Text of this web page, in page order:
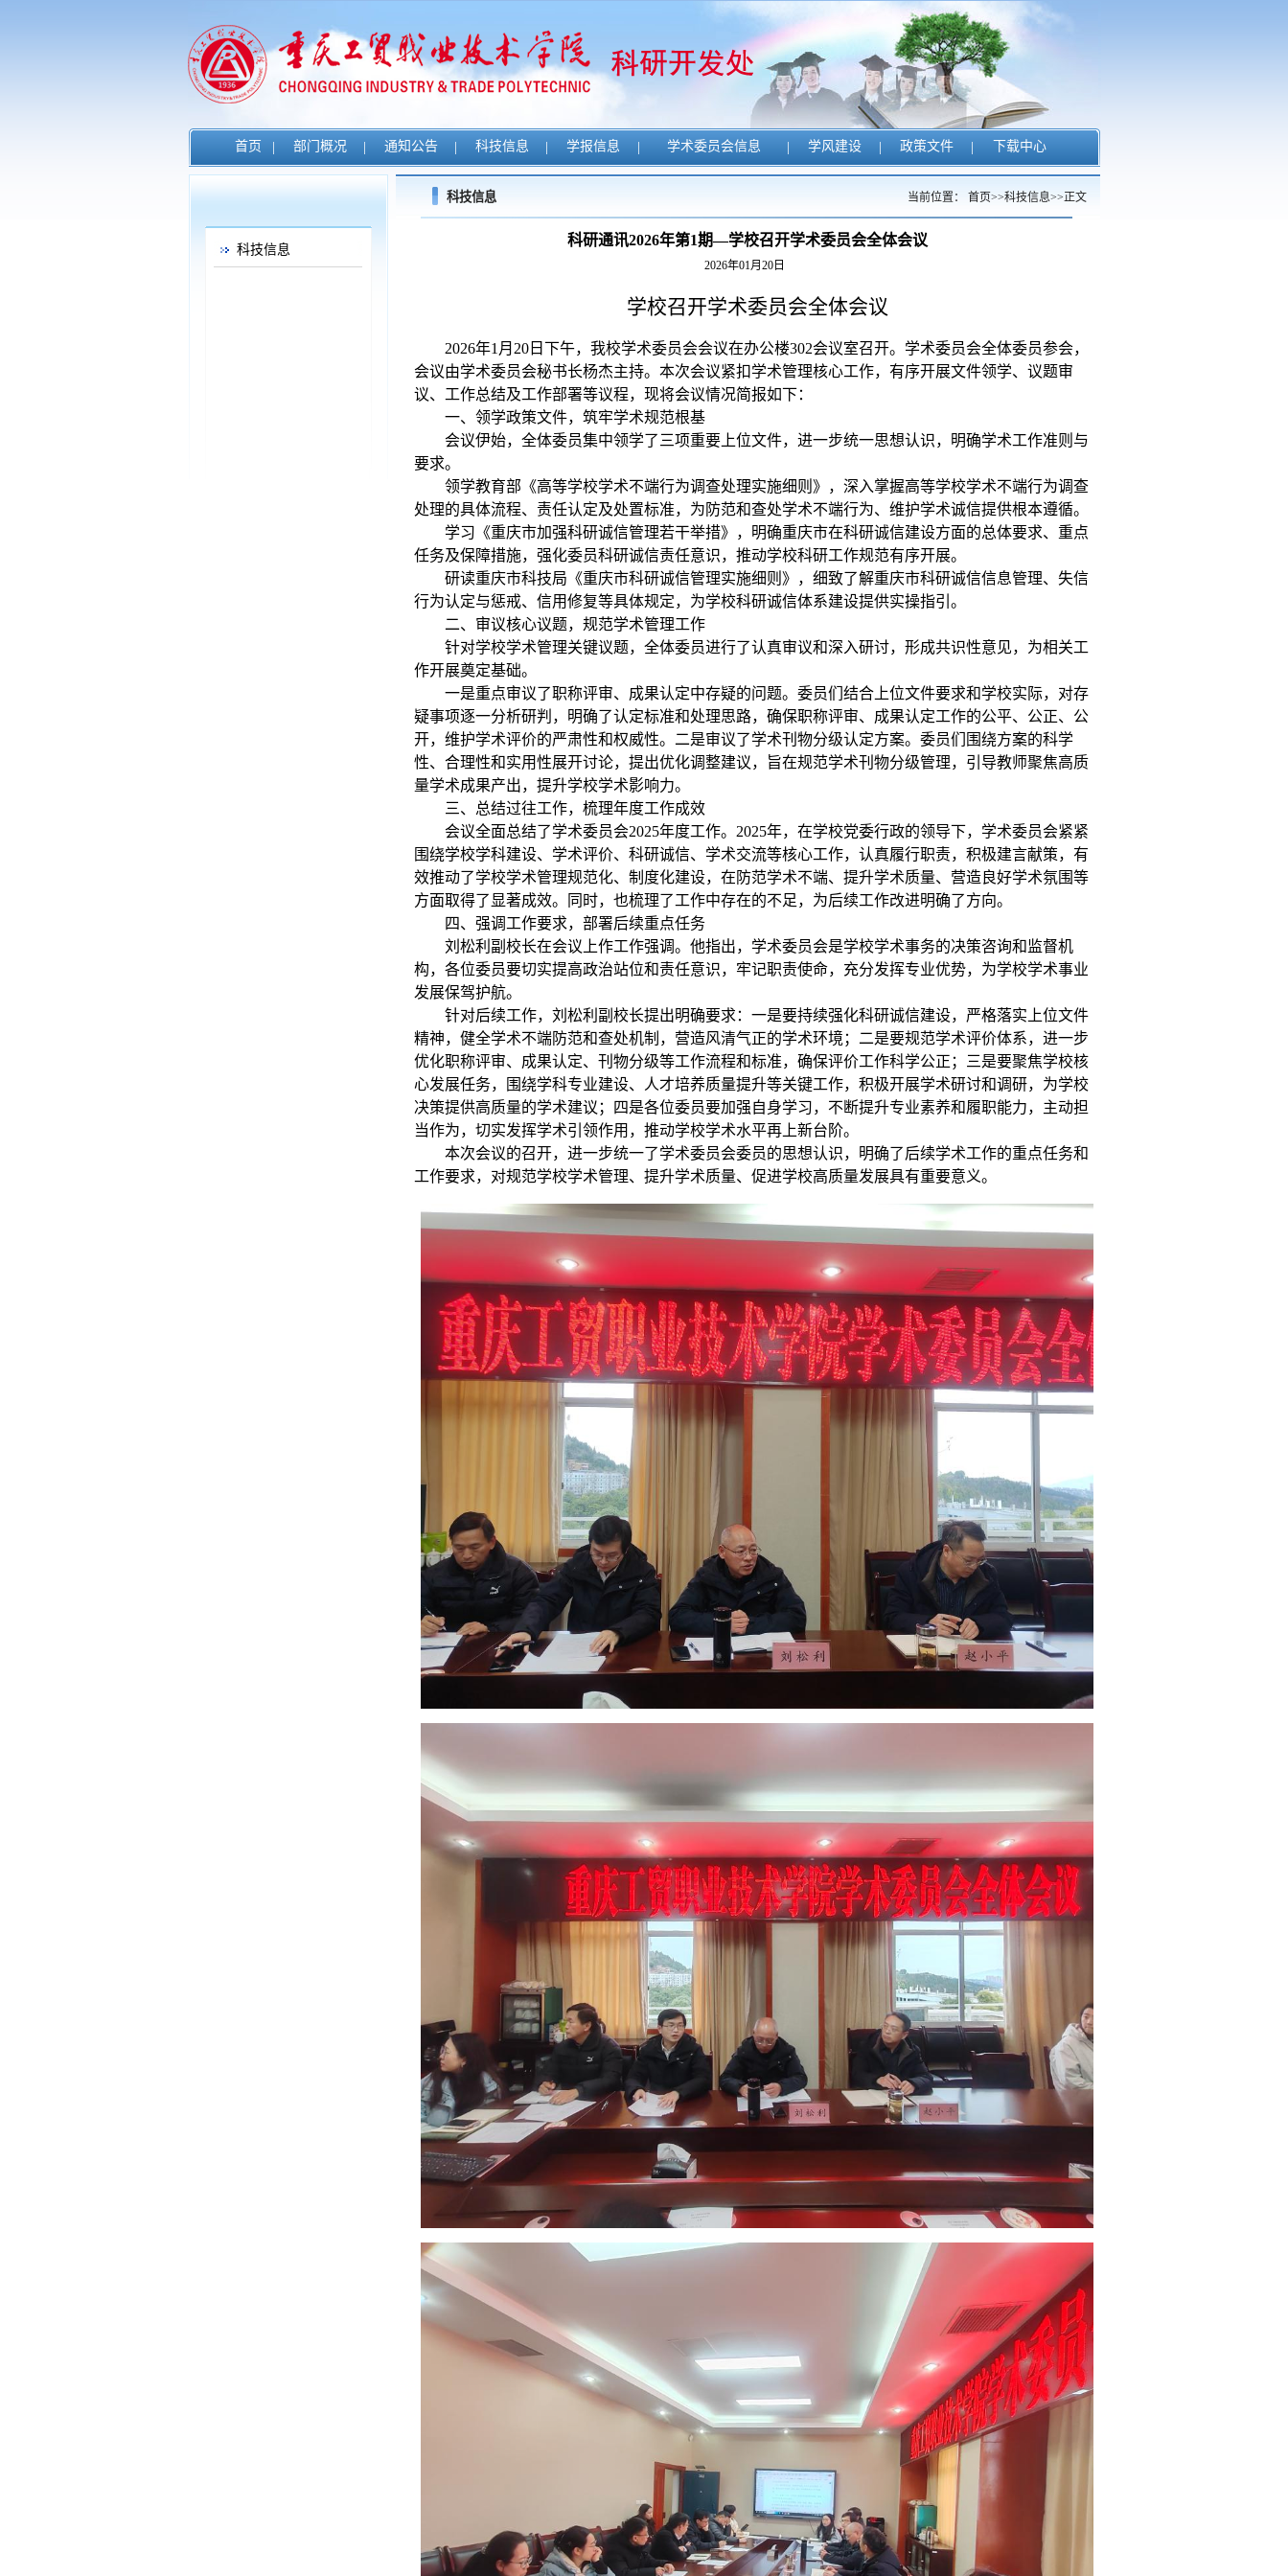
首页 | 部门概况 | 通知公告 | 科技信息 | 学报信息 | 学术委员会信息 | 学风建设 | 政策文件 | 下载中心
科技信息
科技信息 当前位置： 首页>>科技信息>>正文
科研通讯2026年第1期—学校召开学术委员会全体会议
2026年01月20日
学校召开学术委员会全体会议
2026年1 月 20日下午，我校学术委员会会议在办公楼302会议室召开。学术委员会全体委员参会，
会议由学术委员会秘书长杨杰主持。本次会议紧扣学术管理核心工作，有序开展文件领学、议题审
议、工作总结及工作部署等议程，现将会议情况简报如下：
一、领学政策文件，筑牢学术规范根基
会议伊始，全体委员集中领学了三项重要上位文件，进一步统一思想认识，明确学术工作准则与
要求。
领学教育部《高等学校学术不端行为调查处理实施细则》，深入掌握高等学校学术不端行为调查
处理的具体流程、责任认定及处置标准，为防范和查处学术不端行为、维护学术诚信提供根本遵循。
学习《重庆市加强科研诚信管理若干举措》，明确重庆市在科研诚信建设方面的总体要求、重点
任务及保障措施，强化委员科研诚信责任意识，推动学校科研工作规范有序开展。
研读重庆市科技局《重庆市科研诚信管理实施细则》，细致了解重庆市科研诚信信息管理、失信
行为认定与惩戒、信用修复等具体规定，为学校科研诚信体系建设提供实操指引。
二、审议核心议题，规范学术管理工作
针对学校学术管理关键议题，全体委员进行了认真审议和深入研讨，形成共识性意见，为相关工
作开展奠定基础。
一是重点审议了职称评审、成果认定中存疑的问题。委员们结合上位文件要求和学校实际，对存
疑事项逐一分析研判，明确了认定标准和处理思路，确保职称评审、成果认定工作的公平、公正、公
开，维护学术评价的严肃性和权威性。二是审议了学术刊物分级认定方案。委员们围绕方案的科学
性、合理性和实用性展开讨论，提出优化调整建议，旨在规范学术刊物分级管理，引导教师聚焦高质
量学术成果产出，提升学校学术影响力。
三、总结过往工作，梳理年度工作成效
会议全面总结了学术委员会2025年度工作。 2025年，在学校党委行政的领导下，学术委员会紧紧
围绕学校学科建设、学术评价、科研诚信、学术交流等核心工作，认真履行职责，积极建言献策，有
效推动了学校学术管理规范化、制度化建设，在防范学术不端、提升学术质量、营造良好学术氛围等
方面取得了显著成效。同时，也梳理了工作中存在的不足，为后续工作改进明确了方向。
四、强调工作要求，部署后续重点任务
刘松利副校长在会议上作工作强调。他指出，学术委员会是学校学术事务的决策咨询和监督机
构，各位委员要切实提高政治站位和责任意识，牢记职责使命，充分发挥专业优势，为学校学术事业
发展保驾护航。
针对后续工作，刘松利副校长提出明确要求：一是要持续强化科研诚信建设，严格落实上位文件
精神，健全学术不端防范和查处机制，营造风清气正的学术环境；二是要规范学术评价体系，进一步
优化职称评审、成果认定、刊物分级等工作流程和标准，确保评价工作科学公正；三是要聚焦学校核
心发展任务，围绕学科专业建设、人才培养质量提升等关键工作，积极开展学术研讨和调研，为学校
决策提供高质量的学术建议；四是各位委员要加强自身学习，不断提升专业素养和履职能力，主动担
当作为，切实发挥学术引领作用，推动学校学术水平再上新台阶。
本次会议的召开，进一步统一了学术委员会委员的思想认识，明确了后续学术工作的重点任务和
工作要求，对规范学校学术管理、提升学术质量、促进学校高质量发展具有重要意义。